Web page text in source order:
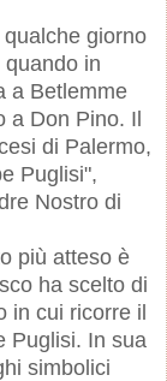
giorno
in
a Betlemme
a Don Pino. Il
di Palermo,
Puglisi",
Nostro di
più atteso è
ha scelto di
in cui ricorre il
Puglisi. In sua
simbolici